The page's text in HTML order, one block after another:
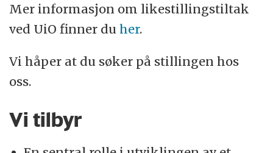
Mer informasjon om likestillingstiltak
ved UiO finner duher.
Vi håper at du søker på stillingen hos
oss.
Vi tilbyr